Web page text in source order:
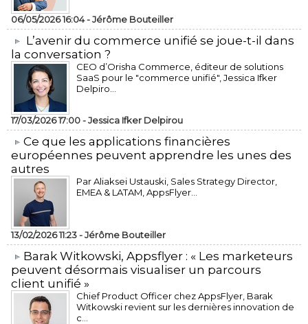
06/05/2026 16:04 -Jérôme Bouteiller
L’avenir du commerce unifié se joue-t-il dans
la conversation ?
CEO d’Orisha Commerce, éditeur de solutions
SaaS pour le "commerce unifié", Jessica Ifker
Delpiro...
17/03/2026 17:00 -Jessica Ifker Delpirou
​Ce que les applications financières
européennes peuvent apprendre les unes des
autres
Par Aliaksei Ustauski, Sales Strategy Director,
EMEA & LATAM, AppsFlyer...
13/02/2026 11:23 -Jérôme Bouteiller
​Barak Witkowski, Appsflyer : « Les marketeurs
peuvent désormais visualiser un parcours
client unifié »
Chief Product Officer chez AppsFlyer, ​Barak
Witkowski revient sur les dernières innovation de
c...